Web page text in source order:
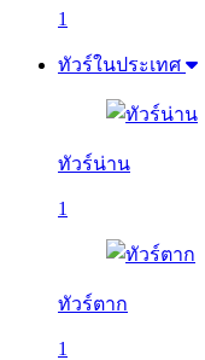
1
ทัวร์ในประเทศ
ทัวร์น่าน
1
ทัวร์ตาก
1